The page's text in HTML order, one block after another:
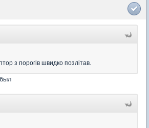
з порогів швидко позлітав.